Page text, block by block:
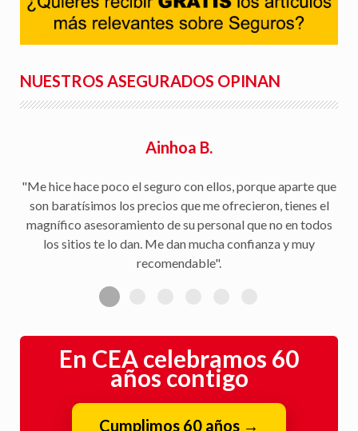
NUESTROS ASEGURADOS OPINAN
Ainhoa B.
"Me hice hace poco el seguro con ellos, porque aparte que
son baratísimos los precios que me ofrecieron, tienes el
magnífico asesoramiento de su personal que no en todos
los sitios te lo dan. Me dan mucha confianza y muy
recomendable".
En CEA celebramos 60
años contigo
Cumplimos 60 años →